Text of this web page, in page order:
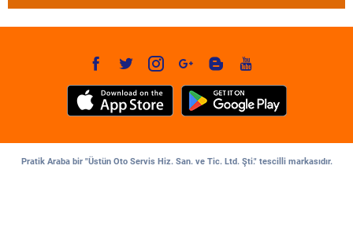
Pratik Araba bir "Üstün Oto Servis Hiz. San. ve Tic. Ltd. Şti." tescilli markasıdır.